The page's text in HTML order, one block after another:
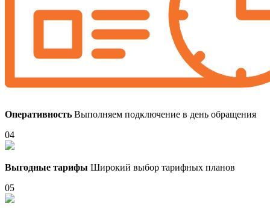
Оперативность Выполняем подключение в день обращения
04
Выгодные тарифы Широкий выбор тарифных планов
05